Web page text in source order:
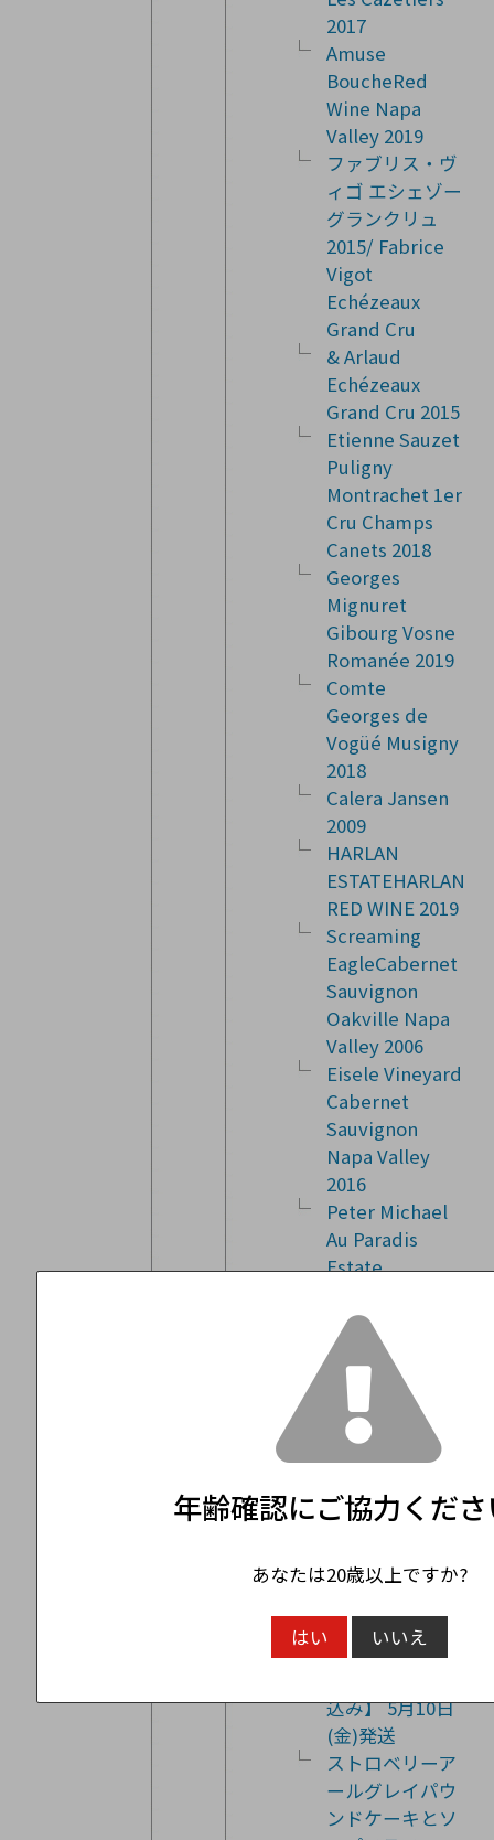
2017
Amuse
BoucheRed
Wine Napa
Valley 2019
ファブリス・ヴ
ィゴ エシェゾー
グランクリュ
2015/ Fabrice
Vigot
Echézeaux
Grand Cru
& Arlaud
Echézeaux
Grand Cru 2015
Etienne Sauzet
Puligny
Montrachet 1er
Cru Champs
Canets 2018
Georges
Mignuret
Gibourg Vosne
Romanée 2019
Comte
Georges de
Vogüé Musigny
2018
Calera Jansen
2009
HARLAN
ESTATEHARLAN
RED WINE 2019
Screaming
EagleCabernet
Sauvignon
Oakville Napa
Valley 2006
Eisele Vineyard
Cabernet
Sauvignon
Napa Valley
2016
Peter Michael
Au Paradis
Estate
Sauvignon
Oakville 2019
Domaine David
Duband
Gevrey-
Chambertin
ストロベリーア
ンドケーキとソ
(Allure・レッ
ド)のセット
込み】 5月10日
(金)発送
ストロベリーア
ールグレイパウ
ンドケーキとソ
年齢確認にご協力くだ
あなたは20歳以上ですか?
はい いいえ